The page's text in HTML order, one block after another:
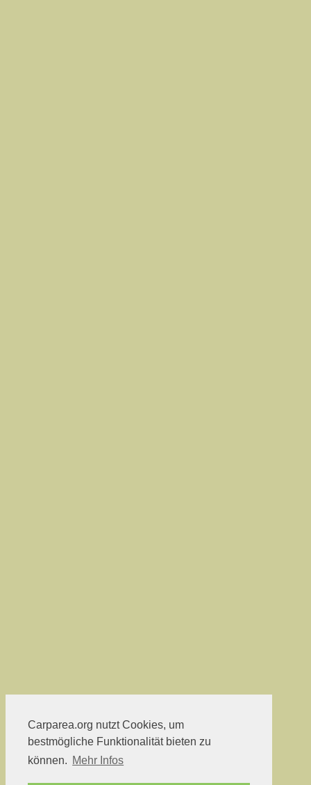
Carparea.org nutzt Cookies, um
bestmögliche Funktionalität bieten zu
können. Mehr Infos